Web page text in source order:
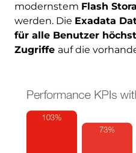
modernstem Flash
werden. Die Exadata
für alle Benutzer
Zugriffe auf die